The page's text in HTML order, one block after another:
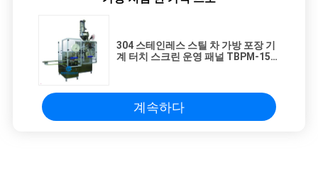
304 스테인레스 스틸 차 가방 포장 기
계 터치 스크린 운영 패널 TBPM-15
계속하다